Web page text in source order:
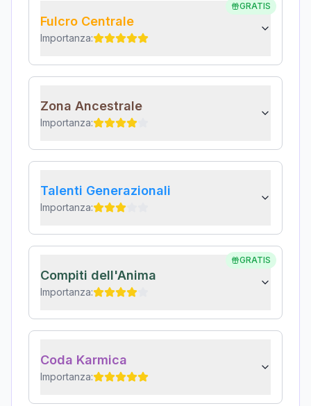
GRATIS
Fulcro Centrale
Importanza:
Zona Ancestrale
Importanza:
Talenti Generazionali
Importanza:
GRATIS
Compiti dell'Anima
Importanza:
Coda Karmica
Importanza: